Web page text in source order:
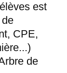
est
CPE,
de